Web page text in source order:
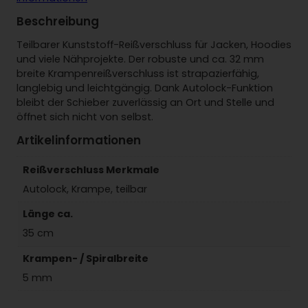
R
e
i
ß
v
e
r
s
h
Beschreibung
Teilbarer Kunststoff-Reißverschluss für Jacken, Hoodies
und viele Nähprojekte. Der robuste und ca. 32 mm
breite Krampenreißverschluss ist strapazierfähig,
langlebig und leichtgängig. Dank Autolock-Funktion
bleibt der Schieber zuverlässig an Ort und Stelle und
öffnet sich nicht von selbst.
Artikelinformationen
Reißverschluss Merkmale
Autolock, Krampe, teilbar
Länge ca.
35 cm
Krampen- / Spiralbreite
5 mm